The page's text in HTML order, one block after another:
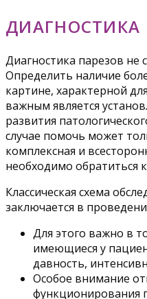
ДИАГНОСТИКА
Диагностика парезов не
Определить наличие
картине, характерной
важным является
развития
случае помочь может
комплексная и
необходимо обратиться
Классическая схема
заключается в
Для этого важно в
имеющиеся у
давность,
Особое внимание
функционирования